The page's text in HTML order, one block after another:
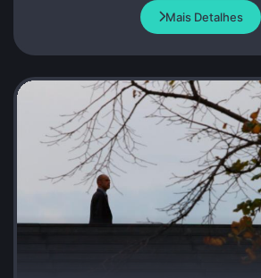
pouco antes de seu precoce falecimento.
Mais Detalhes